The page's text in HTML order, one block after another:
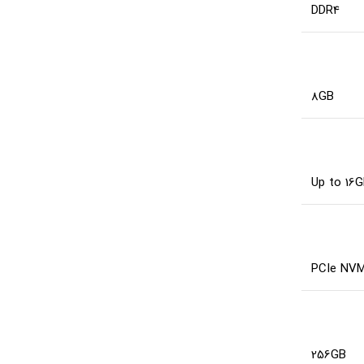
DDR4
8GB
Up to
PCIe
256GB